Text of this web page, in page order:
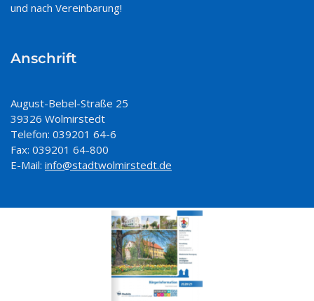
und nach Vereinbarung!
Anschrift
August-Bebel-Straße 25
39326 Wolmirstedt
Telefon: 039201 64-6
Fax: 039201 64-800
E-Mail: info@stadtwolmirstedt.de